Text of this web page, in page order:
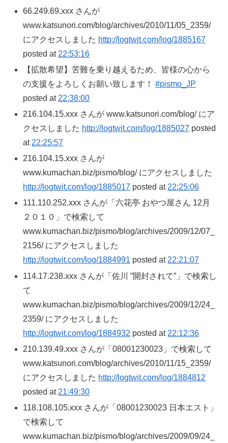
66.249.69.xxx さんが
www.katsunori.com/blog/archives/2010/11/05_2359/
にアクセスしました http://logtwit.com/log/1885167
posted at 22:53:16
【拡散希望】苦難を乗り越えるため、皆様の心から
の支援をよろしくお願い致します！#pismo_JP
posted at 22:38:00
216.104.15.xxx さんが www.katsunori.com/blog/ にア
クセスしました http://logtwit.com/log/1885027 posted
at 22:25:57
216.104.15.xxx さんが
www.kumachan.biz/pismo/blog/ にアクセスしました
http://logtwit.com/log/1885017 posted at 22:25:06
111.110.252.xxx さんが「六花亭 おやつ屋さん 12月
２０１０」で検索して
www.kumachan.biz/pismo/blog/archives/2009/12/07_
2156/ にアクセスしました
http://logtwit.com/log/1884991 posted at 22:21:07
114.17.238.xxx さんが「佐川 ”開封されて”」で検索し
て
www.kumachan.biz/pismo/blog/archives/2009/12/24_
2359/ にアクセスしました
http://logtwit.com/log/1884932 posted at 22:12:36
210.139.49.xxx さんが「08001230023」で検索して
www.katsunori.com/blog/archives/2010/11/15_2359/
にアクセスしました http://logtwit.com/log/1884812
posted at 21:49:30
118.108.105.xxx さんが「08001230023 日本エスト」
で検索して
www.kumachan.biz/pismo/blog/archives/2009/09/24_